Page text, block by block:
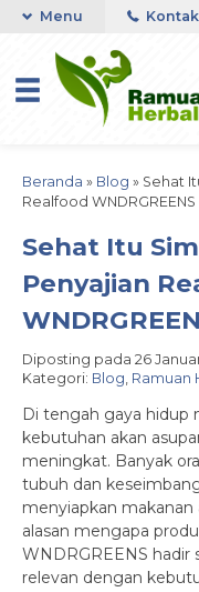
VIA WHATSAPP.
Menu Kontak
Beranda » Blog » Sehat
Realfood WNDRGREENS
Sehat Itu
Penyajian
Diposting pada 26
Kategori: Blog, Ramuan
Di tengah gaya hidup
kebutuhan akan
meningkat. Banyak
tubuh dan
menyiapkan
alasan mengapa
WNDRGREENS hadir
relevan dengan